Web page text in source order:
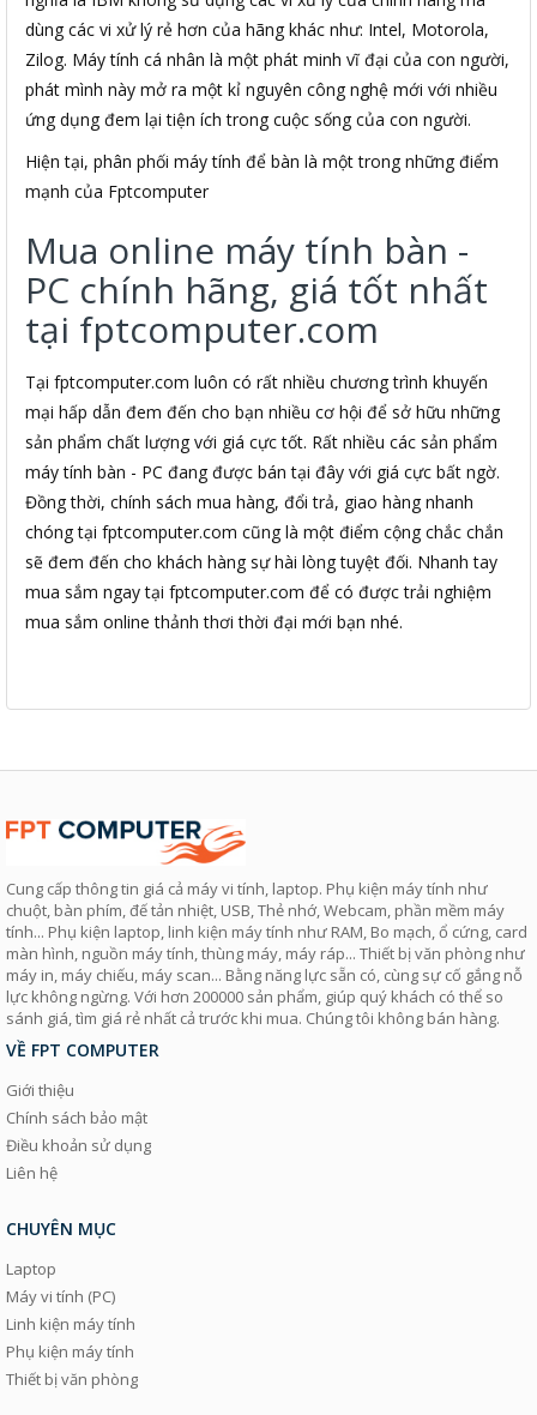
dùng các vi xử lý rẻ hơn của hãng khác như: Intel, Motorola,
Zilog. Máy tính cá nhân là một phát minh vĩ đại của con người,
phát mình này mở ra một kỉ nguyên công nghệ mới với nhiều
ứng dụng đem lại tiện ích trong cuộc sống của con người.
Hiện tại, phân phối máy tính để bàn là một trong những điểm
mạnh của Fptcomputer
Mua online máy tính bàn -
PC chính hãng, giá tốt nhất
tại fptcomputer.com
Tại fptcomputer.com luôn có rất nhiều chương trình khuyến
mại hấp dẫn đem đến cho bạn nhiều cơ hội để sở hữu những
sản phẩm chất lượng với giá cực tốt. Rất nhiều các sản phẩm
máy tính bàn - PC đang được bán tại đây với giá cực bất ngờ.
Đồng thời, chính sách mua hàng, đổi trả, giao hàng nhanh
chóng tại fptcomputer.com cũng là một điểm cộng chắc chắn
sẽ đem đến cho khách hàng sự hài lòng tuyệt đối. Nhanh tay
mua sắm ngay tại fptcomputer.com để có được trải nghiệm
mua sắm online thảnh thơi thời đại mới bạn nhé.
Cung cấp thông tin giá cả máy vi tính, laptop. Phụ kiện máy tính như
chuột, bàn phím, đế tản nhiệt, USB, Thẻ nhớ, Webcam, phần mềm máy
tính... Phụ kiện laptop, linh kiện máy tính như RAM, Bo mạch, ổ cứng, card
màn hình, nguồn máy tính, thùng máy, máy ráp... Thiết bị văn phòng như
máy in, máy chiếu, máy scan... Bằng năng lực sẵn có, cùng sự cố gắng nỗ
lực không ngừng. Với hơn 200000 sản phẩm, giúp quý khách có thể so
sánh giá, tìm giá rẻ nhất cả trước khi mua. Chúng tôi không bán hàng.
VỀ FPT COMPUTER
Giới thiệu
Chính sách bảo mật
Điều khoản sử dụng
Liên hệ
CHUYÊN MỤC
Laptop
Máy vi tính (PC)
Linh kiện máy tính
Phụ kiện máy tính
Thiết bị văn phòng